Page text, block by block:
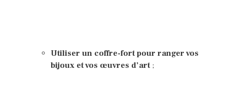
Utiliser un coffre-fort pour ranger vos
bijoux et vos œuvres d’art;